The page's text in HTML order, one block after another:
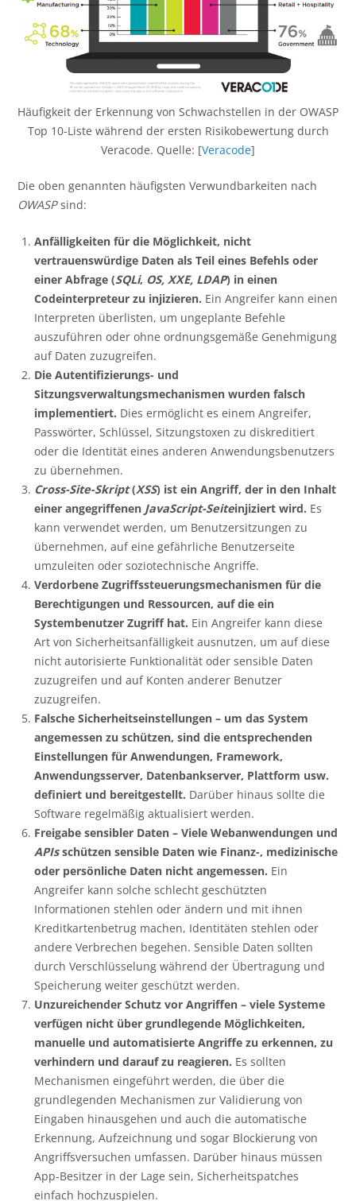
Häufigkeit der Erkennung von Schwachstellen in der OWASP
Top 10-Liste während der ersten Risikobewertung durch
Veracode. Quelle: [Veracode]
Die oben genannten häufigsten Verwundbarkeiten nach
OWASPsind:
Anfälligkeiten für die Möglichkeit, nicht
vertrauenswürdige Daten als Teil eines Befehls oder
einer Abfrage (SQLi, OS, XXE, LDAP) in einen
Codeinterpreteur zu injizieren. Ein Angreifer kann einen
Interpreten überlisten, um ungeplante Befehle
auszuführen oder ohne ordnungsgemäße Genehmigung
auf Daten zuzugreifen.
Die Autentifizierungs- und
Sitzungsverwaltungsmechanismen wurden falsch
implementiert. Dies ermöglicht es einem Angreifer,
Passwörter, Schlüssel, Sitzungstoxen zu diskreditiert
oder die Identität eines anderen Anwendungsbenutzers
zu übernehmen.
Cross-Site-Skript(XSS) ist ein Angriff, der in den Inhalt
einer angegriffenen JavaScript-Seiteinjiziert wird. Es
kann verwendet werden, um Benutzersitzungen zu
übernehmen, auf eine gefährliche Benutzerseite
umzuleiten oder soziotechnische Angriffe.
Verdorbene Zugriffssteuerungsmechanismen für die
Berechtigungen und Ressourcen, auf die ein
Systembenutzer Zugriff hat. Ein Angreifer kann diese
Art von Sicherheitsanfälligkeit ausnutzen, um auf diese
nicht autorisierte Funktionalität oder sensible Daten
zuzugreifen und auf Konten anderer Benutzer
zuzugreifen.
Falsche Sicherheitseinstellungen – um das System
angemessen zu schützen, sind die entsprechenden
Einstellungen für Anwendungen, Framework,
Anwendungsserver, Datenbankserver, Plattform usw.
definiert und bereitgestellt. Darüber hinaus sollte die
Software regelmäßig aktualisiert werden.
Freigabe sensibler Daten – Viele Webanwendungen und
APIsschützen sensible Daten wie Finanz-, medizinische
oder persönliche Daten nicht angemessen. Ein
Angreifer kann solche schlecht geschützten
Informationen stehlen oder ändern und mit ihnen
Kreditkartenbetrug machen, Identitäten stehlen oder
andere Verbrechen begehen. Sensible Daten sollten
durch Verschlüsselung während der Übertragung und
Speicherung weiter geschützt werden.
Unzureichender Schutz vor Angriffen – viele Systeme
verfügen nicht über grundlegende Möglichkeiten,
manuelle und automatisierte Angriffe zu erkennen, zu
verhindern und darauf zu reagieren. Es sollten
Mechanismen eingeführt werden, die über die
grundlegenden Mechanismen zur Validierung von
Eingaben hinausgehen und auch die automatische
Erkennung, Aufzeichnung und sogar Blockierung von
Angriffsversuchen umfassen. Darüber hinaus müssen
App-Besitzer in der Lage sein, Sicherheitspatches
einfach hochzuspielen.